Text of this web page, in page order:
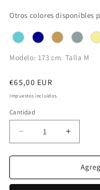
Otros colores disponibles
Modelo: 173 cm. Talla M
Precio
habitual
€65,00 EUR
Impuestos incluidos.
Cantidad
Reducir
cantidad
para
CAMISETA
cantidad
para
MADDI